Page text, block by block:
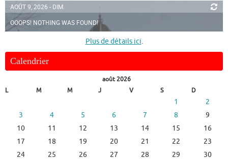
AOÛT 9, 2026 - DIM.
OOOPS! NOTHING WAS FOUND!
Plus de détails ici.
Calendrier
août 2026
L
M M J V S D
1
2
3
4 5 6 7 8
9
10
11 12 13 14 15
16
17
18 19 20 21 22
23
24
25 26 27 28 29
30